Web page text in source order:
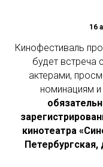
16
Кинофестиваль
будет встреча
актерами,
номинациям
кинотеатра